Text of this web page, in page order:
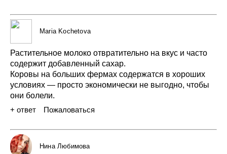
Maria Kochetova
Растительное молоко отвратительно на вкус и часто
содержит добавленный сахар.
Коровы на больших фермах содержатся в хороших
условиях — просто экономически не выгодно, чтобы
они болели.
+ ответ
Пожаловаться
Нина Любимова